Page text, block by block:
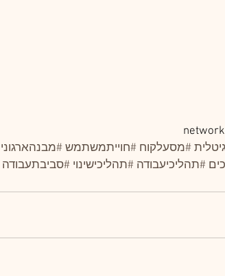
#מסעלקוח #חוייתמשתמש #מבנהארגוני
#תהליכיעבודה #תהליכישינוי #סביבתעבודה